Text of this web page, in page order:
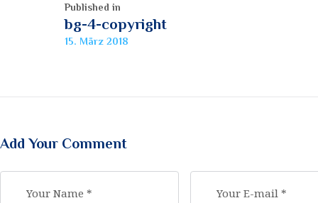
Published in
bg-4-copyright
15. März 2018
Add Your Comment